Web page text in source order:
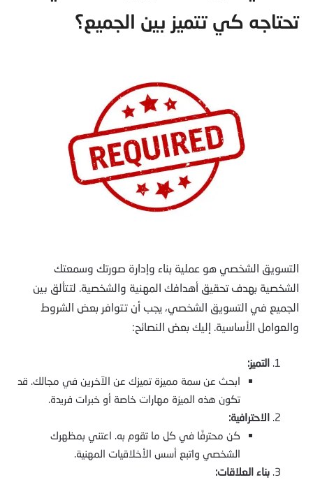
تحتاجه كي تتميز بين الجميع؟
التسويق الشخصي هو عملية بناء وإدارة صورتك وسمعتك
الشخصية بهدف تحقيق أهدافك المهنية والشخصية. لتتألق بين
الجميع في التسويق الشخصي، يجب أن تتوافر بعض الشروط
والعوامل الأساسية. إليك بعض النصائح:
التميز:
ابحث عن سمة مميزة تميزك عن الآخرين في مجالك. قد
تكون هذه الميزة مهارات خاصة أو خبرات فريدة.
الاحترافية:
كن محترفًا في كل ما تقوم به. اعتني بمظهرك
الشخصي واتبع أسس الأخلاقيات المهنية.
بناء العلاقات: